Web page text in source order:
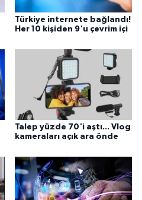
Türkiye internete bağlandı!
Her 10 kişiden 9'u çevrim içi
Talep yüzde 70'i aştı... Vlog
kameraları açık ara önde